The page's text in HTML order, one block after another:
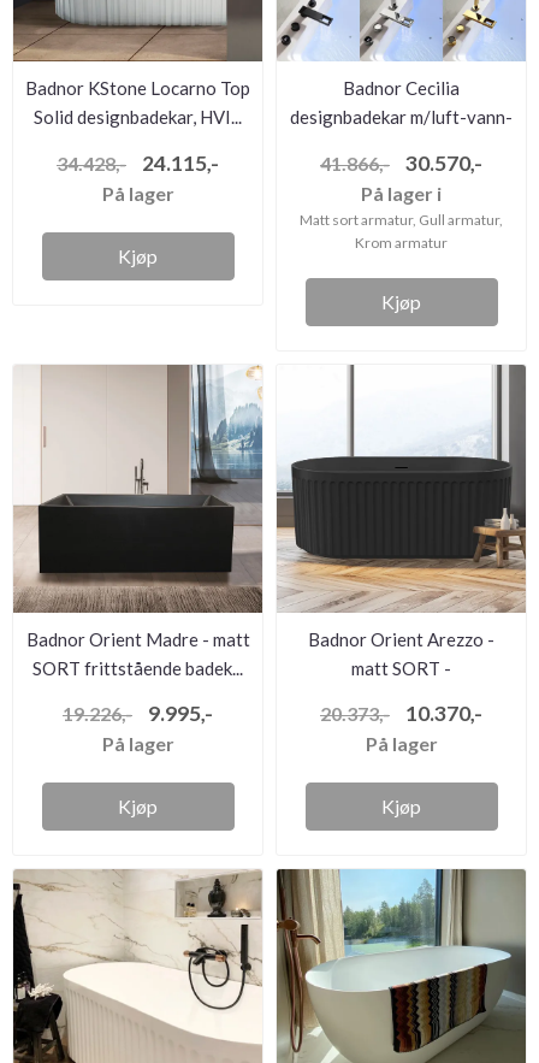
Badnor KStone Locarno Top
Solid designbadekar, HVI...
34.428,- 24.115,-
På lager
Kjøp
Badnor Cecilia
designbadekar m/luft-vann-
41.866,- 30.570,-
På lager i
Matt sort armatur, Gull armatur,
Krom armatur
Kjøp
Badnor Orient Madre - matt
SORT frittstående badek...
19.226,- 9.995,-
På lager
Kjøp
Badnor Orient Arezzo -
matt SORT -
20.373,- 10.370,-
På lager
Kjøp